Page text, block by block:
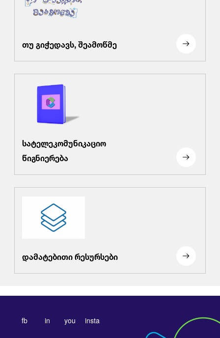
თუ გიჭედავს, შეამოწმე
სატელეკომუნიკაციო
წიგნიერება
დამატებითი რესურსები
fb in you insta